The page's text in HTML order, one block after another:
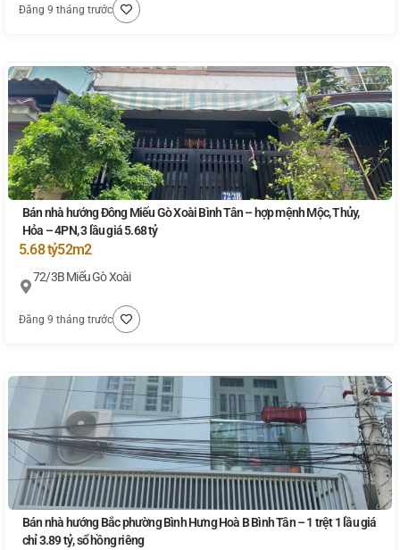
Đăng 9 tháng trước
Bán nhà hướng Đông Miếu Gò Xoài Bình Tân – hợp mệnh Mộc, Thủy,
Hỏa – 4PN, 3 lầu giá 5.68 tỷ
5.68 tỷ52m2
72/3B Miếu Gò Xoài
Đăng 9 tháng trước
Bán nhà hướng Bắc phường Bình Hưng Hoà B Bình Tân – 1 trệt 1 lầu giá
chỉ 3.89 tỷ, sổ hồng riêng